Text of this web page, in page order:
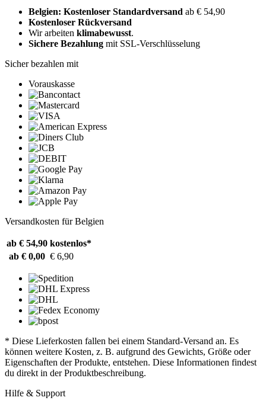
Belgien: Kostenloser Standardversand ab € 54,90
Kostenloser Rückversand
Wir arbeiten klimabewusst.
Sichere Bezahlung mit SSL-Verschlüsselung
Sicher bezahlen mit
Vorauskasse
Versandkosten für Belgien
ab € 54,90 kostenlos*
ab € 0,00 € 6,90
* Diese Lieferkosten fallen bei einem Standard-Versand an. Es
können weitere Kosten, z. B. aufgrund des Gewichts, Größe oder
Eigenschaften der Produkte, entstehen. Diese Informationen findest
du direkt in der Produktbeschreibung.
Hilfe & Support